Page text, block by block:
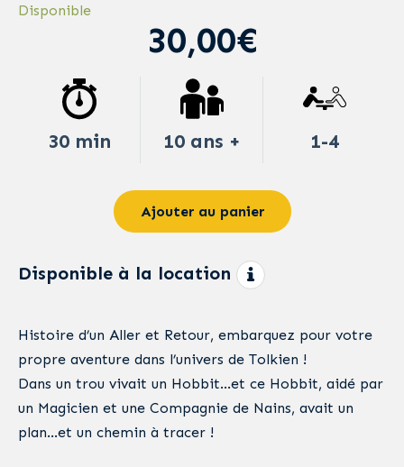
Disponible
30,00€
30 min 10 ans + 1-4
Ajouter au panier
Disponible à la location
Histoire d’un Aller et Retour, embarquez pour votre
propre aventure dans l’univers de Tolkien !
Dans un trou vivait un Hobbit…et ce Hobbit, aidé par
un Magicien et une Compagnie de Nains, avait un
plan…et un chemin à tracer !